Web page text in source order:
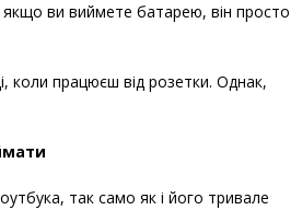
якщо ви виймете батарею, він просто
коли працюєш від розетки. Однак,
так само як і його тривале